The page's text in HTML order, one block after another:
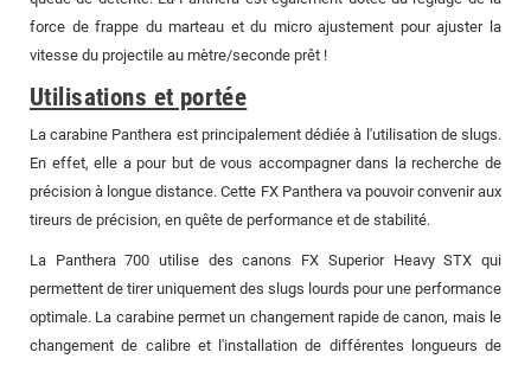
force de frappe du marteau et du micro ajustement pour ajuster la
vitesse du projectile au mètre/seconde prêt !
Utilisations et portée
La carabine Panthera est principalement dédiée à l'utilisation de slugs.
En effet, elle a pour but de vous accompagner dans la recherche de
précision à longue distance. Cette FX Panthera va pouvoir convenir aux
tireurs de précision, en quête de performance et de stabilité.
La Panthera 700 utilise des canons FX Superior Heavy STX qui
permettent de tirer uniquement des slugs lourds pour une performance
optimale. La carabine permet un changement rapide de canon, mais le
changement de calibre et l'installation de différentes longueurs de